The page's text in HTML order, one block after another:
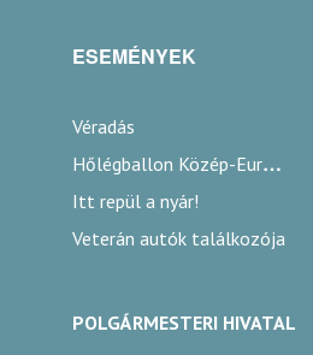
ESEMÉNYEK
Véradás
Hőlégballon Közép-Európa Kupa
Itt repül a nyár!
Veterán autók találkozója
POLGÁRMESTERI HIVATAL